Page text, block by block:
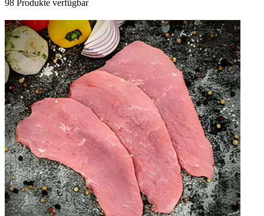
98 Produkte verfügbar